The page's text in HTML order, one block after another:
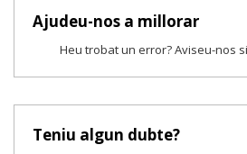
Ajudeu-nos a millorar
Heu trobat un error? Aviseu-nos
Teniu algun dubte?